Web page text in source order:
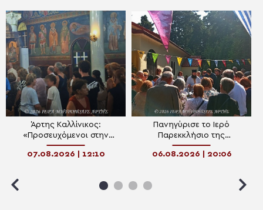
Άρτης Καλλίνικος:
«Προσευχόμενοι στην
Παναγία, συναντάμε τον
Χριστό»
07.08.2026 | 12:10
Πανηγύρισε το Ιερό
Παρεκκλήσιο της
Μεταμορφώσεως στις
Κατασκηνώσεις Αρρένων
06.08.2026 | 20:06